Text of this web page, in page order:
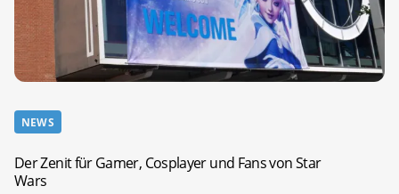
NEWS
Der Zenit für Gamer, Cosplayer und Fans von Star
Wars